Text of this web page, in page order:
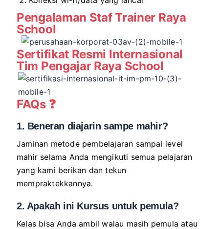
Pengalaman Staf Trainer Raya
School
Sertifikat Resmi Internasional
Tim Pengajar Raya School
FAQs ❓
1. Beneran diajarin sampe mahir?
Jaminan metode pembelajaran sampai level
mahir selama Anda mengikuti semua pelajaran
yang kami berikan dan tekun
mempraktekkannya.
2. Apakah ini Kursus untuk pemula?
Kelas bisa Anda ambil walau masih pemula atau